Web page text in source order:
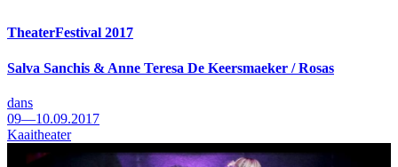
TheaterFestival 2017
Salva Sanchis & Anne Teresa De Keersmaeker / Rosas
dans
09—10.09.2017
Kaaitheater